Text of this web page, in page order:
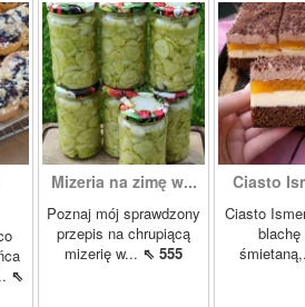
⇖
Mizeria na zimę w...
Poznaj mój sprawdzony
przepis na chrupiącą
mizerię w... ⇖ 555
Ciasto
Ciasto